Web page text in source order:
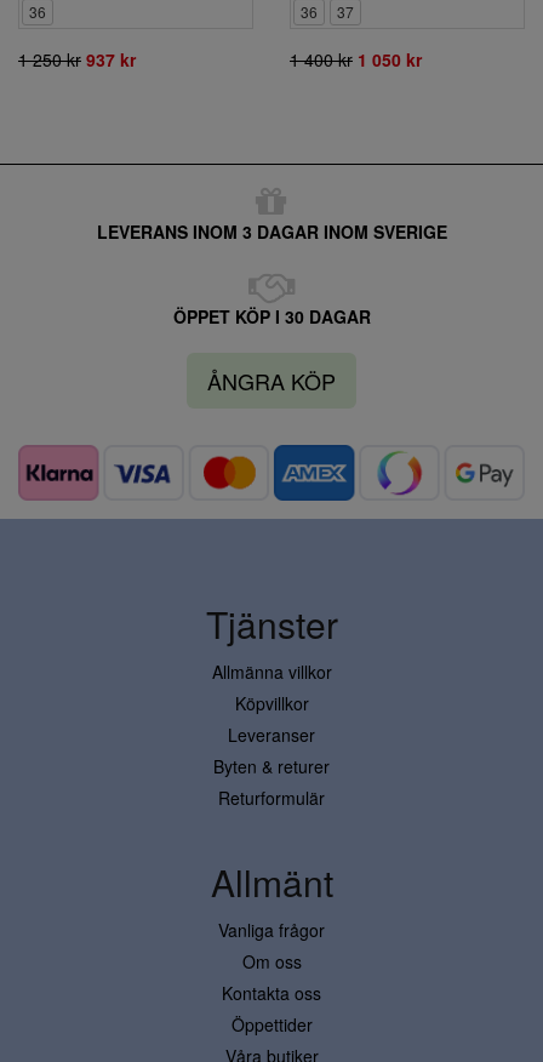
36
1 250 kr 937 kr
36 37
1 400 kr 1 050 kr
LEVERANS INOM 3 DAGAR INOM SVERIGE
ÖPPET KÖP I 30 DAGAR
ÅNGRA KÖP
Tjänster
Allmänna villkor
Köpvillkor
Leveranser
Byten & returer
Returformulär
Allmänt
Vanliga frågor
Om oss
Kontakta oss
Öppettider
Våra butiker